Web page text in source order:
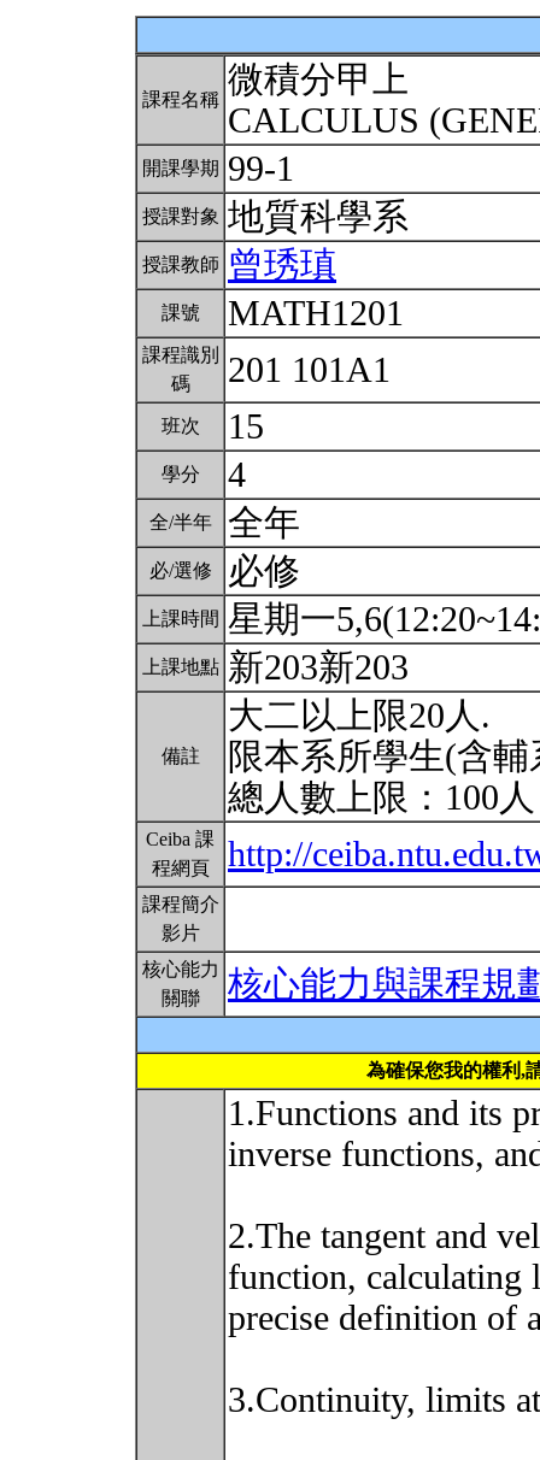
課程名稱 微積分甲上
CALCULUS
開課學期 99-1
授課對象 地質科學系
授課教師 曾琇瑱
課號 MATH1201
課程識別
碼
201 101A1
班次 15
學分 4
全/半年 全年
必/選修 必修
上課時間 星期一
上課地點 新203新203
備註
大二以上限20人.
限本系所學生(含
總人數上限：100
Ceiba 課
程網頁
http://
課程簡介
影片
核心能力
關聯
核心能力與課程規
為確保您我的權利,
1.Functions and its
inverse functions,
2.The tangent and
function, calculating
precise definition of
3.Continuity, limits